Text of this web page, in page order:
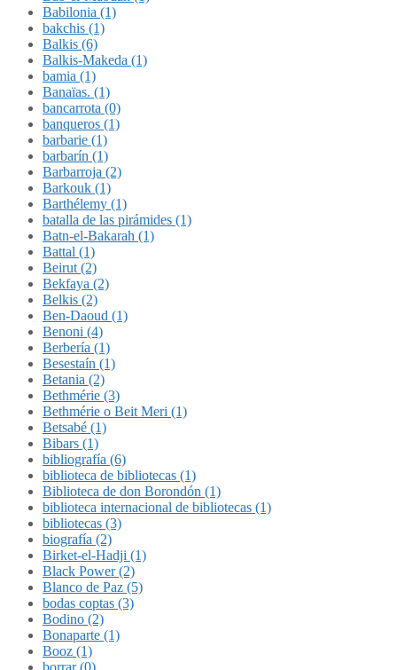
Babilonia (1)
bakchis (1)
Balkis (6)
Balkis-Makeda (1)
bamia (1)
Banaïas. (1)
bancarrota (0)
banqueros (1)
barbarie (1)
barbarín (1)
Barbarroja (2)
Barkouk (1)
Barthélemy (1)
batalla de las pirámides (1)
Batn-el-Bakarah (1)
Battal (1)
Beirut (2)
Bekfaya (2)
Belkis (2)
Ben-Daoud (1)
Benoni (4)
Berbería (1)
Besestaín (1)
Betania (2)
Bethmérie (3)
Bethmérie o Beit Meri (1)
Betsabé (1)
Bibars (1)
bibliografía (6)
biblioteca de bibliotecas (1)
Biblioteca de don Borondón (1)
biblioteca internacional de bibliotecas (1)
bibliotecas (3)
biografía (2)
Birket-el-Hadji (1)
Black Power (2)
Blanco de Paz (5)
bodas coptas (3)
Bodino (2)
Bonaparte (1)
Booz (1)
borrar (0)